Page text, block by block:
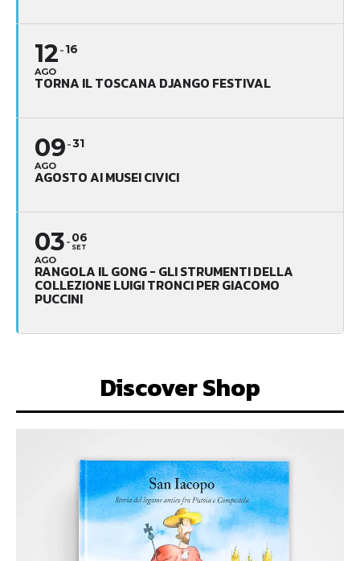
12
AGO
16
TORNA IL TOSCANA DJANGO FESTIVAL
09
AGO
31
AGOSTO AI MUSEI CIVICI
03
AGO
06
SET
RANGOLA IL GONG - GLI STRUMENTI DELLA
COLLEZIONE LUIGI TRONCI PER GIACOMO
PUCCINI
Discover Shop